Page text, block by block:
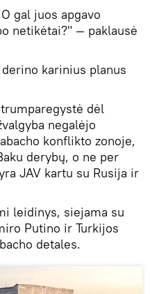
gal juos apgavo
netikėtai?" — paklausė
karinius planus
dėl
negalėjo
konflikto zonoje,
derybų, o ne per
JAV kartu su Rusija ir
leidinys, siejama su
Putino ir Turkijos
detales.